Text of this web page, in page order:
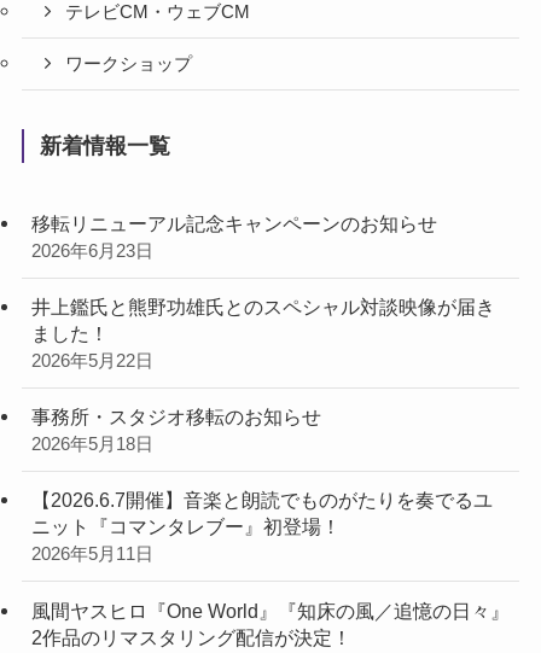
テレビCM・ウェブCM
ワークショップ
新着情報一覧
移転リニューアル記念キャンペーンのお知らせ
2026年6月23日
井上鑑氏と熊野功雄氏とのスペシャル対談映像が届き
ました！
2026年5月22日
事務所・スタジオ移転のお知らせ
2026年5月18日
【2026.6.7開催】音楽と朗読でものがたりを奏でるユ
ニット『コマンタレブー』初登場！
2026年5月11日
風間ヤスヒロ『One World』『知床の風／追憶の日々』
2作品のリマスタリング配信が決定！